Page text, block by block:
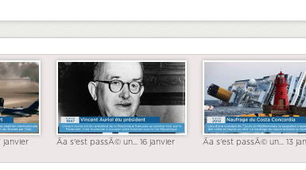
janvier Ãa s'est passÃ© un... 16 janvier Ãa s'est passÃ© un... 13